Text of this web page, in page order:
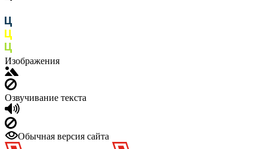
Изображения
Озвучивание текста
Обычная версия сайта